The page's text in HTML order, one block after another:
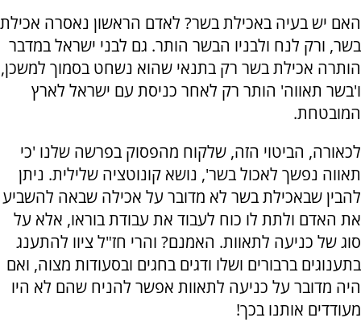
האם יש בעיה באכילת בשר? לאדם הראשון נאסרה אכילת
בשר, ורק לנח ולבניו הבשר הותר. גם לבני ישראל במדבר
הותרה אכילת בשר רק בתנאי שהוא נשחט בסמוך למשכן,
ו'בשר תאווה' הותר רק לאחר כניסת עם ישראל לארץ
המובטחת.
לכאורה, הביטוי הזה, שלקוח מהפסוק בפרשה שלנו 'כי
תאווה נפשך לאכול בשר', נושא קונוטציה שלילית. ניתן
להבין שבאכילת בשר לא מדובר על אכילה שבאה להשביע
את האדם ולתת לו כוח לעבוד את עבודת בוראו, אלא על
סוג של כניעה לתאוות. האמנם? והרי חז"ל ציוו להתענג
בתענוגים ברבורים ושלו ודגים בחגים ובסעודות מצוה, ואם
היה מדובר על כניעה לתאוות אפשר להניח שהם לא היו
מעודדים אותנו בכך!